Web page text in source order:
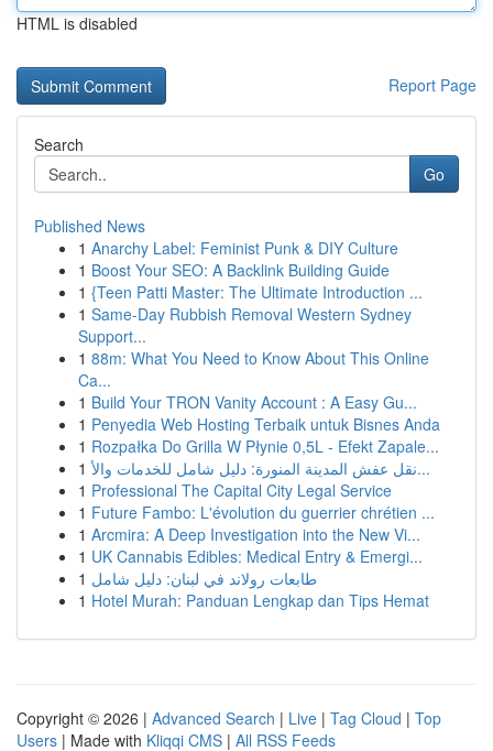
HTML is disabled
Report Page
Search
Go
Published News
1 Anarchy Label: Feminist Punk & DIY Culture
1 Boost Your SEO: A Backlink Building Guide
1 {Teen Patti Master: The Ultimate Introduction ...
1 Same-Day Rubbish Removal Western Sydney
Support...
1 88m: What You Need to Know About This Online
Ca...
1 Build Your TRON Vanity Account : A Easy Gu...
1 Penyedia Web Hosting Terbaik untuk Bisnes Anda
1 Rozpałka Do Grilla W Płynie 0,5L - Efekt Zapale...
1
نقل عفش المدينة المنورة: دليل شامل للخدمات والأ...
1 Professional The Capital City Legal Service
1 Future Fambo: L'évolution du guerrier chrétien ...
1 Arcmira: A Deep Investigation into the New Vi...
1 UK Cannabis Edibles: Medical Entry & Emergi...
1 طابعات رولاند في لبنان: دليل شامل
1 Hotel Murah: Panduan Lengkap dan Tips Hemat
Copyright © 2026 | Advanced Search | Live | Tag Cloud | Top
Users | Made with Kliqqi CMS | All RSS Feeds